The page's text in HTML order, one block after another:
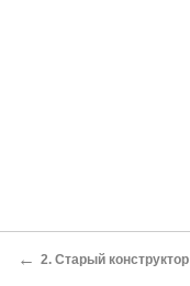
← 2. Старый конструктор